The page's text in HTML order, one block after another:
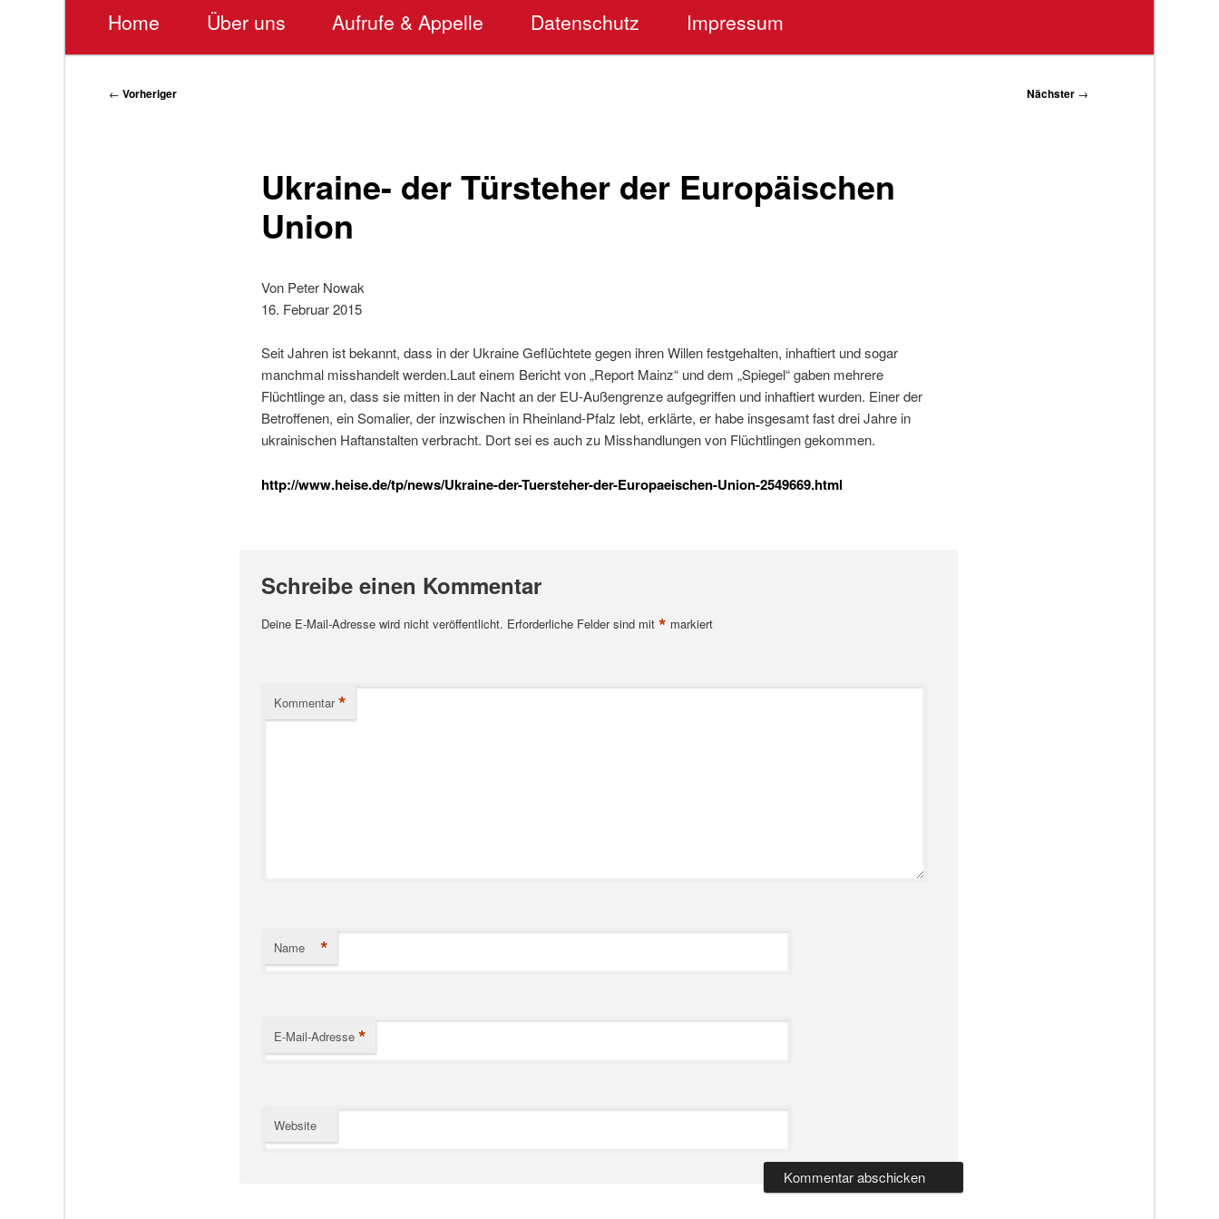
Home Über uns Aufrufe & Appelle Datenschutz Impressum
Beitragsnavigation
← Vorheriger Nächster →
Ukraine- der Türsteher der Europäischen
Union
Von Peter Nowak
16. Februar 2015
Seit Jahren ist bekannt, dass in der Ukraine Geflüchtete gegen ihren Willen festgehalten, inhaftiert und sogar
manchmal misshandelt werden.Laut einem Bericht von „Report Mainz“ und dem „Spiegel“ gaben mehrere
Flüchtlinge an, dass sie mitten in der Nacht an der EU-Außengrenze aufgegriffen und inhaftiert wurden. Einer der
Betroffenen, ein Somalier, der inzwischen in Rheinland-Pfalz lebt, erklärte, er habe insgesamt fast drei Jahre in
ukrainischen Haftanstalten verbracht. Dort sei es auch zu Misshandlungen von Flüchtlingen gekommen.
http://www.heise.de/tp/news/Ukraine-der-Tuersteher-der-Europaeischen-Union-2549669.html
Schreibe einen Kommentar
Deine E-Mail-Adresse wird nicht veröffentlicht. Erforderliche Felder sind mit * markiert
Kommentar *
Name *
E-Mail-Adresse *
Website